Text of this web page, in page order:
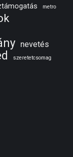
metro
nevetés
szeretetcsomag